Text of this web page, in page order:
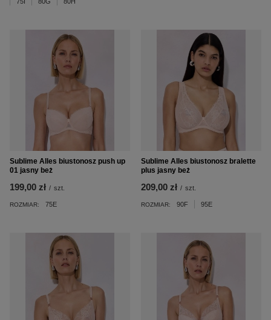
Sublime Alles biustonosz push up
01 jasny beż
199,00 zł / szt.
ROZMIAR: 75E
Sublime Alles biustonosz bralette
plus jasny beż
209,00 zł / szt.
ROZMIAR: 90F 95E